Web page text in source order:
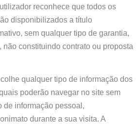
reconhece que todos os
disponibilizados a título
sem qualquer tipo de garantia,
constituindo contrato ou proposta
qualquer tipo de informação dos
poderão navegar no site sem
de informação pessoal,
durante a sua visita. A